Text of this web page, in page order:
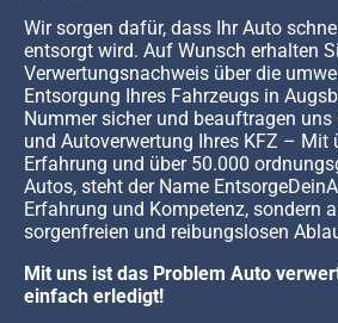
Wir sorgen dafür, dass Ihr Auto
entsorgt wird. Auf Wunsch erhalten
Verwertungsnachweis über die
Entsorgung Ihres Fahrzeugs in
Nummer sicher und beauftragen
und Autoverwertung Ihres KFZ – Mit
Erfahrung und über 50.000
Autos, steht der Name
Erfahrung und Kompetenz, sondern
sorgenfreien und reibungslosen
Mit uns ist das Problem Auto
einfach erledigt!